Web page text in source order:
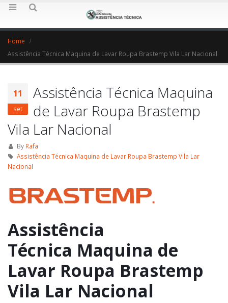
Home
Assistência Técnica Maquina de Lavar Roupa Brastemp Vila Lar Nacional
11
set
Assistência Técnica Maquina
de Lavar Roupa Brastemp
Vila Lar Nacional
By Rafa
Assistência Técnica Maquina de Lavar Roupa Brastemp Vila Lar
Nacional
Assistência
Técnica Maquina de
Lavar Roupa Brastemp
Vila Lar Nacional